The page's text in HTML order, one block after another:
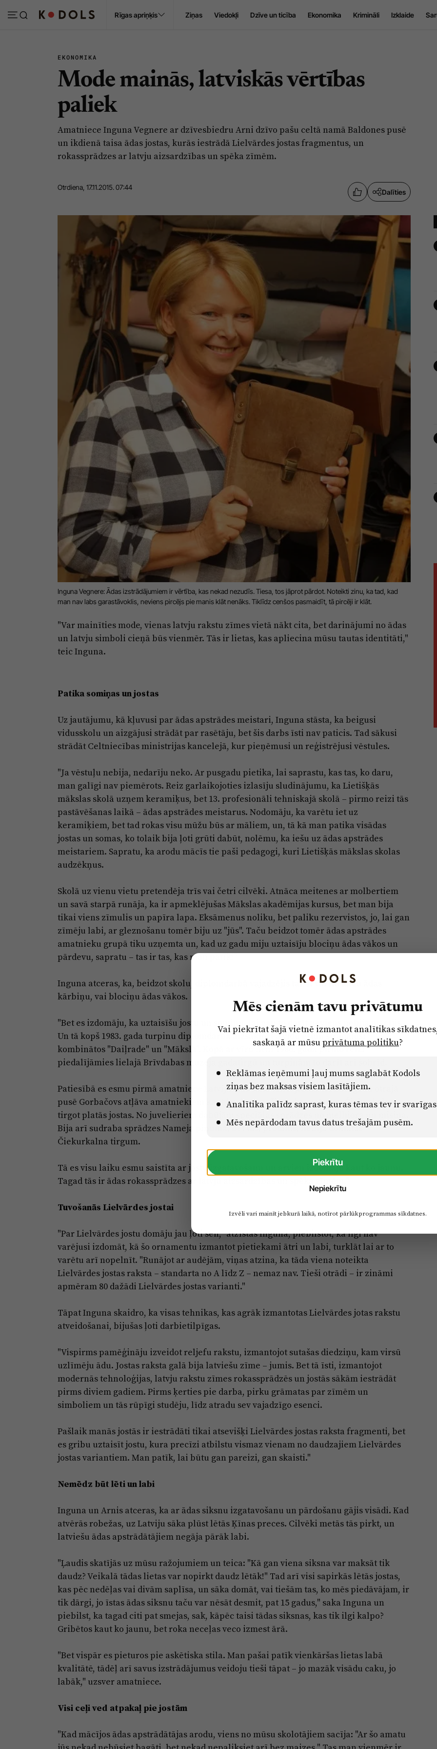
Rīgas apriņķis Ziņas Viedokļi Dzīve un ticība Ekonomika Krimināli Izklaide
EKONOMIKA
Mode mainās, latviskās vērtības
paliek
Amatniece Inguna Vegnere ar dzīvesbiedru Arni dzīvo pašu celtā namā Baldones pusē
un ikdienā taisa ādas jostas, kurās iestrādā Lielvārdes jostas fragmentus, un
rokassprādzes ar latvju aizsardzības un spēka zīmēm.
Otrdiena, 17.11.2015. 07:44
Dalīties
Inguna Vegnere: Ādas izstrādājumiem ir vērtība, kas nekad nezudīs. Tiesa, tos jāprot pārdot. Noteikti zinu, ka tad, kad
man nav labs garastāvoklis, neviens pircējs pie manis klāt nenāks. Tiklīdz cenšos pasmaidīt, tā pircēji ir klāt.
"Var mainīties mode, vienas latvju rakstu zīmes vietā nākt cita, bet darinājumi no ādas
un latvju simboli cieņā būs vienmēr. Tās ir lietas, kas apliecina mūsu tautas identitāti,"
teic Inguna.
Patika somiņas un jostas
Uz jautājumu, kā kļuvusi par ādas apstrādes meistari, Inguna stāsta, ka beigusi
vidusskolu un aizgājusi strādāt par rasētāju, bet šis darbs īsti nav paticis. Tad sākusi
strādāt Celtniecības ministrijas kancelejā, kur pieņēmusi un reģistrējusi vēstules.
"Ja vēstuļu nebija, nedarīju neko. Ar pusgadu pietika, lai saprastu, kas tas, ko daru,
man galīgi nav piemērots. Reiz garlaikojoties izlasīju sludinājumu, ka Lietišķās
mākslas skolā uzņem keramiķus, bet 13. profesionāli tehniskajā skolā – pirmo reizi tās
pastāvēšanas laikā – ādas apstrādes meistarus. Nodomāju, ka varētu iet uz
keramiķiem, bet tad rokas visu mūžu būs ar māliem, un, tā kā man patika visādas
jostas un somas, ko tolaik bija ļoti grūti dabūt, nolēmu, ka iešu uz ādas apstrādes
meistariem. Sapratu, ka arodu mācīs tie paši pedagogi, kuri Lietišķās mākslas skolas
audzēkņus.
Skolā uz vienu vietu pretendēja trīs vai četri cilvēki. Atnāca meitenes ar molbertiem
un savā starpā runāja, ka ir apmeklējušas Mākslas akadēmijas kursus, bet man bija
tikai viens zīmulis un papīra lapa. Eksāmenus noliku, bet paliku rezervistos, jo, lai gan
zīmēju labi, ar gleznošanu tomēr biju uz "jūs". Taču beidzot tomēr ādas apstrādes
amatnieku grupā tiku uzņemta un, kad uz gadu miju uztaisīju blociņu ādas vākos un
pārdevu, sapratu – tas ir tas, kas man patīk!"
Inguna atceras, ka, beidzot skolu, diplomdarbā vajadzējis taisīt vai nu kādu ādas
kārbiņu, vai blociņu ādas vākos.
"Bet es izdomāju, ka uztaisīšu jostu un somiņu, lai gan to darīt neviens nebija mācījis.
Un tā kopš 1983. gada turpinu diplomdarbā aizsākto. Pa vidu esmu strādājusi
kombinātos "Daiļrade" un "Māksla". Kopā ar vīru Arni 1986. gadā pirmo reizi
piedalījāmies lielajā Brīvdabas muzeja gadatirgū un turpinām to darīt arī šobrīd.
Patiesībā es esmu pirmā amatniece Latvijā, kas sāka taisīt jostas. Kad 80. gadu otrajā
pusē Gorbačovs atļāva amatniekiem kaut ko darīt pašiem, braucām uz Čiekurkalnu
tirgot platās jostas. No juvelieriem dabūjām speciālas sprādzes no melhiora un misiņa.
Bija arī sudraba sprādzes Nameja pinumā, bet tās, protams, nebija domātas
Čiekurkalna tirgum.
Tā es visu laiku esmu saistīta ar jostu izgatavošanu un arvien izdomāju kaut ko jaunu.
Tagad tās ir ādas rokassprādzes ar latvju aizsardzības un spēka zīmēm."
Tuvošanās Lielvārdes jostai
"Par Lielvārdes jostu domāju jau ļoti sen," atzīstas Inguna, piebilstot, ka ilgi nav
varējusi izdomāt, kā šo ornamentu izmantot pietiekami ātri un labi, turklāt lai ar to
varētu arī nopelnīt. "Runājot ar audējām, viņas atzina, ka tāda viena noteikta
Lielvārdes jostas raksta – standarta no A līdz Z – nemaz nav. Tieši otrādi – ir zināmi
apmēram 80 dažādi Lielvārdes jostas varianti."
Tāpat Inguna skaidro, ka visas tehnikas, kas agrāk izmantotas Lielvārdes jotas rakstu
atveidošanai, bijušas ļoti darbietilpīgas.
"Vispirms pamēģināju izveidot reljefu rakstu, izmantojot sutašas diedziņu, kam virsū
uzlīmēju ādu. Jostas raksta galā bija latviešu zīme – jumis. Bet tā īsti, izmantojot
modernās tehnoloģijas, latvju rakstu zīmes rokassprādzēs un jostās sākām iestrādāt
pirms diviem gadiem. Pirms ķerties pie darba, pirku grāmatas par zīmēm un
simboliem un tās rūpīgi studēju, līdz atradu sev vajadzīgo esenci.
Pašlaik manās jostās ir iestrādāti tikai atsevišķi Lielvārdes jostas raksta fragmenti, bet
es gribu uztaisīt jostu, kura precīzi atbilstu vismaz vienam no daudzajiem Lielvārdes
jostas variantiem. Man patīk, lai būtu gan pareizi, gan skaisti."
Nemēdz būt lēti un labi
Inguna un Arnis atceras, ka ar ādas siksnu izgatavošanu un pārdošanu gājis visādi. Kad
atvērās robežas, uz Latviju sāka plūst lētās Ķīnas preces. Cilvēki metās tās pirkt, un
latviešu ādas apstrādātājiem negāja pārāk labi.
"Ļaudis skatījās uz mūsu ražojumiem un teica: "Kā gan viena siksna var maksāt tik
daudz? Veikalā tādas lietas var nopirkt daudz lētāk!" Tad arī visi sapirkās lētās jostas,
kas pēc nedēļas vai divām saplīsa, un sāka domāt, vai tiešām tas, ko mēs piedāvājam, ir
tik dārgi, jo īstas ādas siksnu taču var nēsāt desmit, pat 15 gadus," saka Inguna un
piebilst, ka tagad citi pat smejas, sak, kāpēc taisi tādas siksnas, kas tik ilgi kalpo?
Gribētos kaut ko jaunu, bet roka neceļas veco izmest ārā.
"Bet vispār es pieturos pie askētiska stila. Man pašai patīk vienkāršas lietas labā
kvalitātē, tādēļ arī savus izstrādājumus veidoju tieši tāpat – jo mazāk visādu caku, jo
labāk," uzsver amatniece.
Visi ceļi ved atpakaļ pie jostām
"Kad mācījos ādas apstrādātājas arodu, viens no mūsu skolotājiem sacīja: "Ar šo amatu
Mēs cienām tavu privātumu
Vai piekrītat šajā vietnē izmantot analītikas
saskaņā ar mūsu privātuma politiku?
Reklāmas ieņēmumi ļauj mums saglabāt Kodols
ziņas bez maksas visiem lasītājiem.
Analītika palīdz saprast, kuras tēmas tev ir
Mēs nepārdodam tavus datus trešajām pusēm.
Piekrītu
Nepiekrītu
Izvēli vari mainīt jebkurā laikā, notīrot pārlūkprogrammas sīkdatnes.